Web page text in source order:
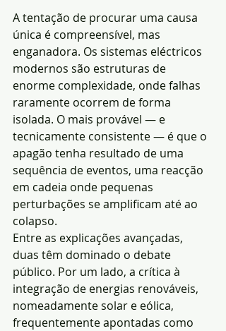
A tentação de procurar uma causa
única é compreensível, mas
enganadora. Os sistemas eléctricos
modernos são estruturas de
enorme complexidade, onde falhas
raramente ocorrem de forma
isolada. O mais provável — e
tecnicamente consistente — é que o
apagão tenha resultado de uma
sequência de eventos, uma reacção
em cadeia onde pequenas
perturbações se amplificam até ao
colapso.
Entre as explicações avançadas,
duas têm dominado o debate
público. Por um lado, a crítica à
integração de energias renováveis,
nomeadamente solar e eólica,
frequentemente apontadas como